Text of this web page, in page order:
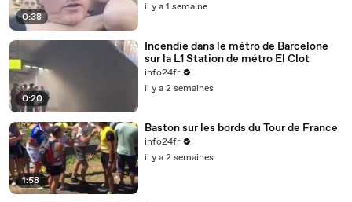
0:38
il y a 1 semaine
0:20
Incendie dans le métro de Barcelone
sur la L1 Station de métro El Clot
info24fr
il y a 2 semaines
1:58
Baston sur les bords du Tour de France
info24fr
il y a 2 semaines